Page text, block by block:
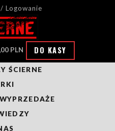
Logowanie
PLN DO KASY
ŚCIERNE